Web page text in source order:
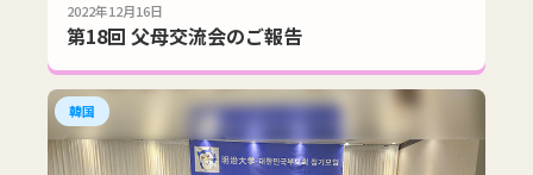
2022年12月16日
第18回 父母交流会のご報告
韓国